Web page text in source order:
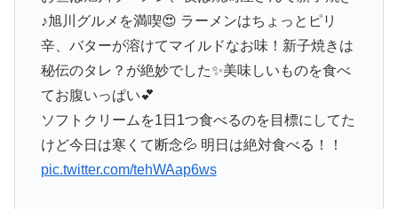
♪旭川グルメを満喫😍 ラーメンはちょっとピリ
辛、バターが溶けてマイルドなお味！新子焼きは
秘伝のタレ？が絶妙でした✨美味しいものを食べ
てお腹いっぱい💕
ソフトクリームを1日1つ食べるのを目標にしてた
けど今日は寒くて断念💦 明日は絶対食べる！！
pic.twitter.com/tehWAap6ws